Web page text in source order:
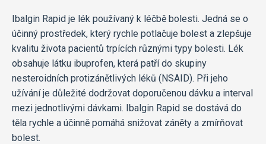
Ibalgin Rapid je lék používaný k léčbě bolesti. Jedná se o
účinný prostředek, který rychle potlačuje bolest a zlepšuje
kvalitu života pacientů trpících různými typy bolesti. Lék
obsahuje látku ibuprofen, která patří do skupiny
nesteroidních protizánětlivých léků (NSAID). Při jeho
užívání je důležité dodržovat doporučenou dávku a interval
mezi jednotlivými dávkami. Ibalgin Rapid se dostává do
těla rychle a účinně pomáhá snižovat záněty a zmírňovat
bolest.